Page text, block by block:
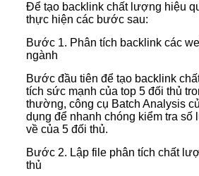
Để tạo backlink chất lượng hiệu
thực hiện các bước sau:
Bước 1. Phân tích backlink các
ngành
Bước đầu tiên để tạo backlink
tích sức mạnh của top 5 đối thủ
thường, công cụ Batch Analysis
dụng để nhanh chóng kiểm tra số
về của 5 đối thủ.
Bước 2. Lập file phân tích chất
thủ